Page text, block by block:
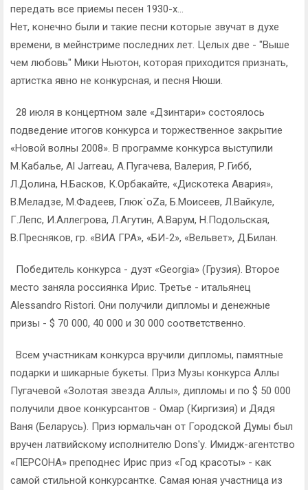
передать все приемы песен 1930-х...
Нет, конечно были и такие песни которые звучат в духе
времени, в мейнстриме последних лет. Целых две - "Выше
чем любовь" Мики Ньютон, которая приходится признать,
артистка явно не конкурсная, и песня Нюши.
28 июля в концертном зале «Дзинтари» состоялось
подведение итогов конкурса и торжественное закрытие
«Новой волны 2008». В программе конкурса выступили
М.Кабалье, Al Jarreau, А.Пугачева, Валерия, Р.Гибб,
Л.Долина, Н.Басков, К.Орбакайте, «Дискотека Авария»,
В.Меладзе, М.Фадеев, Глюк`оZа, Б.Моисеев, Л.Вайкуле,
Г.Лепс, И.Аллегрова, Л.Агутин, А.Варум, Н.Подольская,
В.Пресняков, гр. «ВИА ГРА», «БИ-2», «Вельвет», Д.Билан.
Победитель конкурса - дуэт «Georgia» (Грузия). Второе
место заняла россиянка Ирис. Третье - итальянец
Alessandro Ristori. Они получили дипломы и денежные
призы - $ 70 000, 40 000 и 30 000 соответственно.
Всем участникам конкурса вручили дипломы, памятные
подарки и шикарные букеты. Приз Музы конкурса Аллы
Пугачевой «Золотая звезда Аллы», дипломы и по $ 50 000
получили двое конкурсантов - Омар (Киргизия) и Дядя
Ваня (Беларусь). Приз юрмальчан от Городской Думы был
вручен латвийскому исполнителю Dons'у. Имидж-агентство
«ПЕРСОНА» преподнес Ирис приз «Год красоты» - как
самой стильной конкурсантке. Самая юная участница из